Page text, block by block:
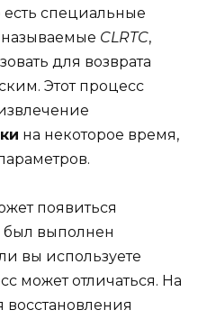
есть специальные
CLRTC,
для возврата
Этот процесс
на некоторое время,
появиться
был выполнен
вы используете
может отличаться. На